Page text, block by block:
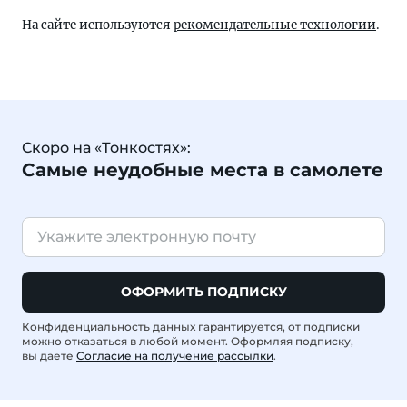
На сайте используются рекомендательные технологии.
Скоро на «Тонкостях»:
Самые неудобные места в самолете
ОФОРМИТЬ ПОДПИСКУ
Конфиденциальность данных гарантируется, от подписки
можно отказаться в любой момент. Оформляя подписку,
вы даете Согласие на получение рассылки.